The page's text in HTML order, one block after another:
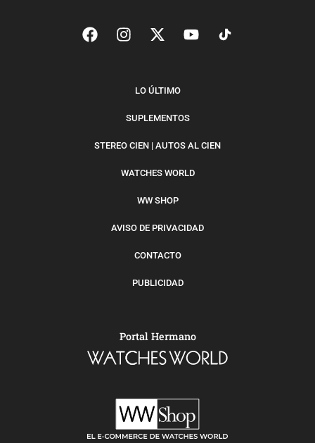
LO ÚLTIMO
SUPLEMENTOS
STEREO CIEN | AUTOS AL CIEN
WATCHES WORLD
WW SHOP
AVISO DE PRIVACIDAD
CONTACTO
PUBLICIDAD
Portal Hermano